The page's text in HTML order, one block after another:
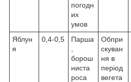
погодн
их
умов
Яблун
я
0,4-0,5
Парша
борош
ниста
роса
Обпри
скуван
ня в
період
вегета